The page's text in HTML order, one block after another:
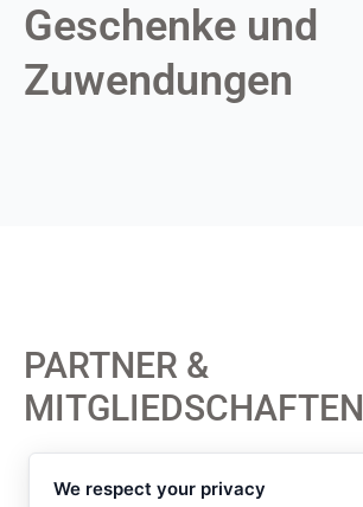
Geschenke und
Zuwendungen
PARTNER &
MITGLIEDSCHAFTEN
We respect your privacy